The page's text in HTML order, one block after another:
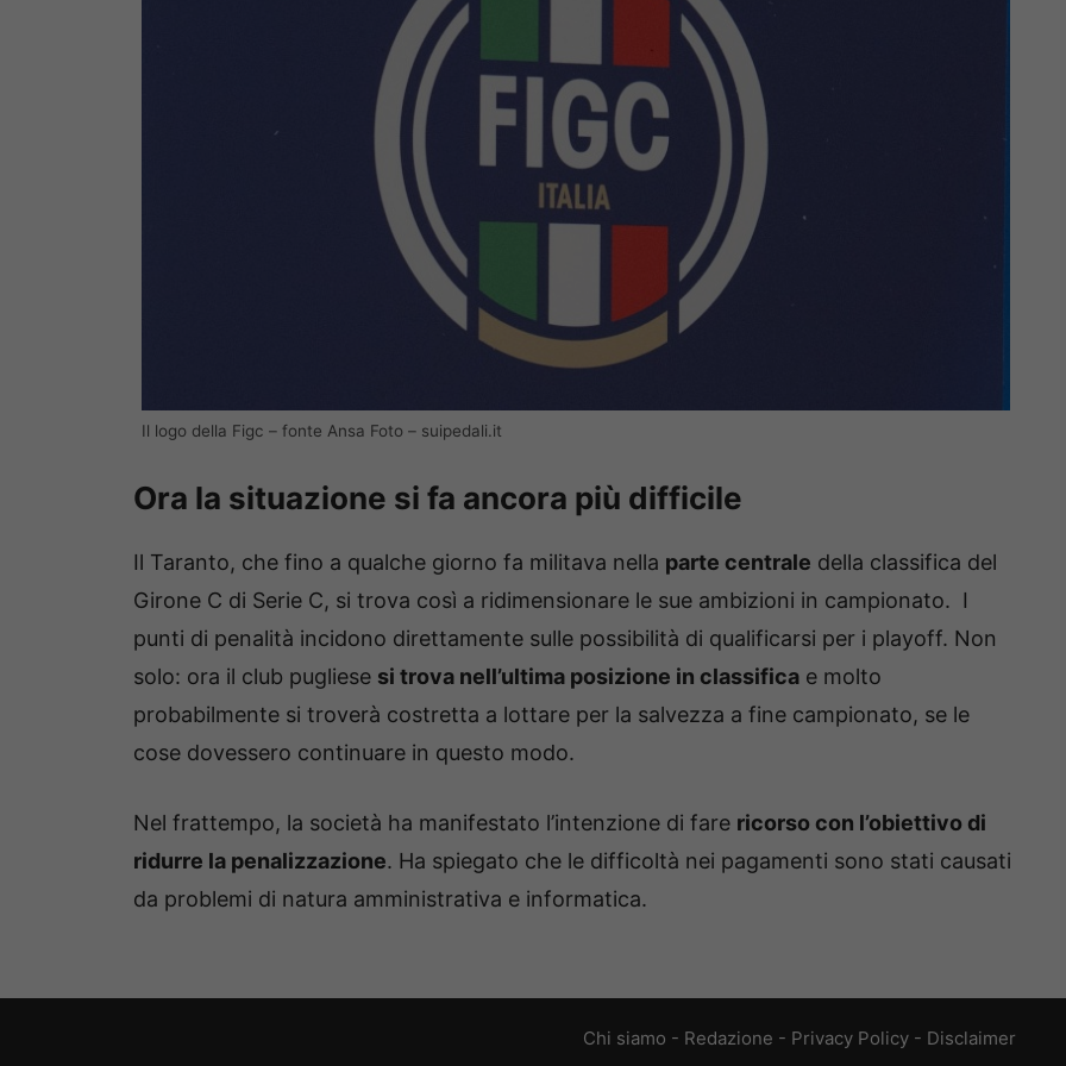
Il logo della Figc – fonte Ansa Foto – suipedali.it
Ora la situazione si fa ancora più difficile
Il Taranto, che fino a qualche giorno fa militava nella parte centrale della classifica del
Girone C di Serie C, si trova così a ridimensionare le sue ambizioni in campionato. I
punti di penalità incidono direttamente sulle possibilità di qualificarsi per i playoff. Non
solo: ora il club pugliese si trova nell’ultima posizione in classifica e molto
probabilmente si troverà costretta a lottare per la salvezza a fine campionato, se le
cose dovessero continuare in questo modo.
Nel frattempo, la società ha manifestato l’intenzione di fare ricorso con l’obiettivo di
ridurre la penalizzazione. Ha spiegato che le difficoltà nei pagamenti sono stati causati
da problemi di natura amministrativa e informatica.
Chi siamo - Redazione - Privacy Policy - Disclaimer